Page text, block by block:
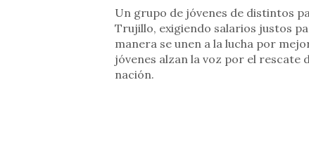
Un grupo de jóvenes de distintos
Trujillo, exigiendo salarios justos
manera se unen a la lucha por
jóvenes alzan la voz por el rescate
nación.